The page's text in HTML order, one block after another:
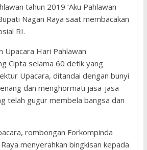
tahun 2019 ‘Aku Pahlawan
Nagan Raya saat membacakan
RI.
Upacara Hari Pahlawan
Cipta selama 60 detik yang
Upacara, ditandai dengan bunyi
dan menghormati jasa-jasa
telah gugur membela bangsa dan
rombongan Forkompinda
menyerahkan bingkisan kepada